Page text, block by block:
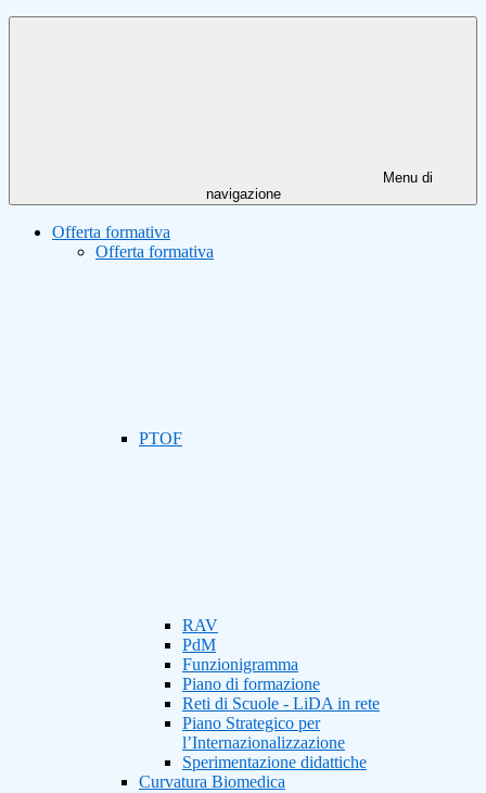
Menu di
navigazione
Offerta formativa
Offerta formativa
PTOF
RAV
PdM
Funzionigramma
Piano di formazione
Reti di Scuole - LiDA in rete
Piano Strategico per
l’Internazionalizzazione
Sperimentazione didattiche
Curvatura Biomedica